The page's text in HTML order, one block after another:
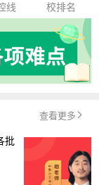
线 校排名
查看更多
批